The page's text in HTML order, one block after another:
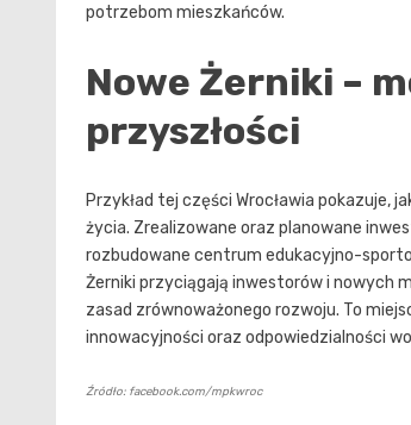
potrzebom mieszkańców.
Nowe Żerniki –
przyszłości
Przykład tej części Wrocławia pokazuje,
życia. Zrealizowane oraz planowane
rozbudowane centrum edukacyjno-
Żerniki przyciągają inwestorów i nowych
zasad zrównoważonego rozwoju. To
innowacyjności oraz odpowiedzialności
Źródło: facebook.com/mpkwroc